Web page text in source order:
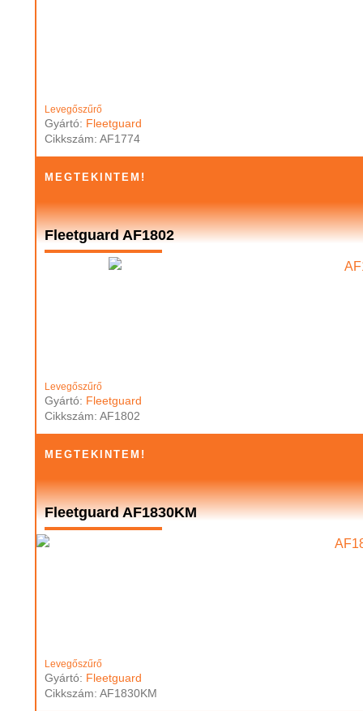
Levegőszűrő
Gyártó: Fleetguard
Cikkszám: AF1774
MEGTEKINTEM!
Fleetguard AF1802
Levegőszűrő
Gyártó: Fleetguard
Cikkszám: AF1802
MEGTEKINTEM!
Fleetguard AF1830KM
Levegőszűrő
Gyártó: Fleetguard
Cikkszám: AF1830KM